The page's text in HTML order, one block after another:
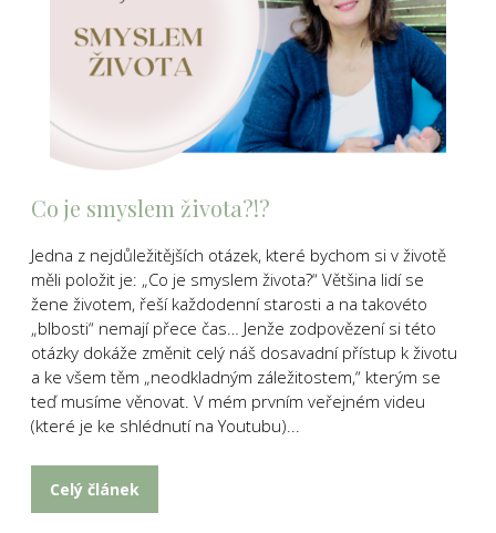
Co je smyslem života?!?
Jedna z nejdůležitějších otázek, které bychom si v životě
měli položit je: „Co je smyslem života?“ Většina lidí se
žene životem, řeší každodenní starosti a na takovéto
„blbosti“ nemají přece čas… Jenže zodpovězení si této
otázky dokáže změnit celý náš dosavadní přístup k životu
a ke všem těm „neodkladným záležitostem,“ kterým se
teď musíme věnovat. V mém prvním veřejném videu
(které je ke shlédnutí na Youtubu)...
Celý článek